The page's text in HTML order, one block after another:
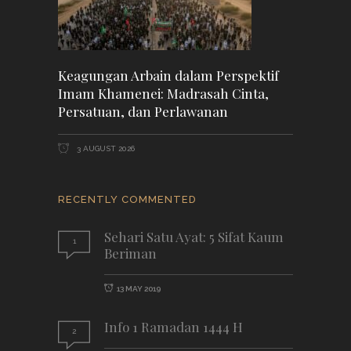
Keagungan Arbain dalam Perspektif
Imam Khamenei: Madrasah Cinta,
Persatuan, dan Perlawanan
3 AUGUST 2026
RECENTLY COMMENTED
1
Sehari Satu Ayat: 5 Sifat Kaum
Beriman
13 MAY 2019
2 Info 1 Ramadan 1444 H